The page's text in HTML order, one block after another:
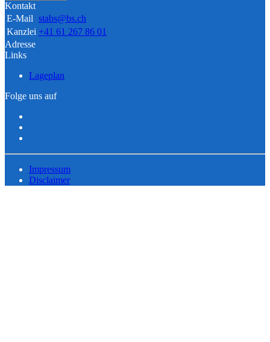
Kontakt
E-Mail stabs@bs.ch
Kanzlei +41 61 267 86 01
Adresse
Links
Lageplan
Folge uns auf
Impressum
Disclaimer